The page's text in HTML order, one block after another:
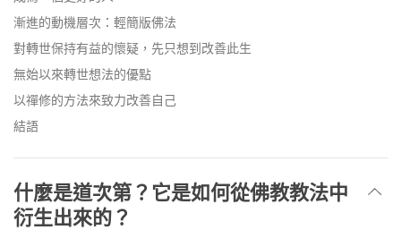
漸進的動機層次：輕簡版佛法
對轉世保持有益的懷疑，先只想到改善此生
無始以來轉世想法的優點
以禪修的方法來致力改善自己
結語
什麼是道次第？它是如何從佛教教法中
衍生出來的？